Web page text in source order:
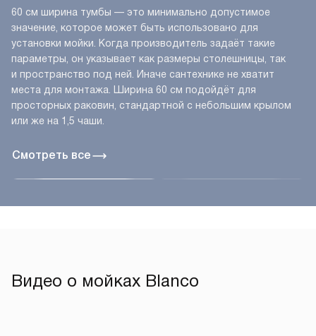
Смотреть все
60 см ширина тумбы — это минимально допустимое
значение, которое может быть использовано для
установки мойки. Когда производитель задаёт такие
параметры, он указывает как размеры столешницы, так
и пространство под ней. Иначе сантехнике не хватит
места для монтажа. Ширина 60 см подойдёт для
просторных раковин, стандартной с небольшим крылом
или же на 1,5 чаши.
Видео о мойках Blanco